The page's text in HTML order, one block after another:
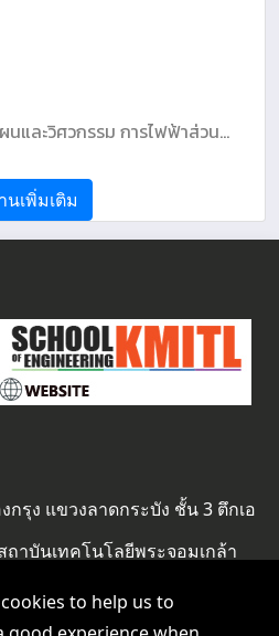
นและวิศวกรรม การไฟฟ้าส่วน
นเพิ่มเติม
to help us to
กรุง แขวงลาดกระบัง ชั้น 3 ตึกเอ
าบันเทคโนโลยีพระจอมเกล้า